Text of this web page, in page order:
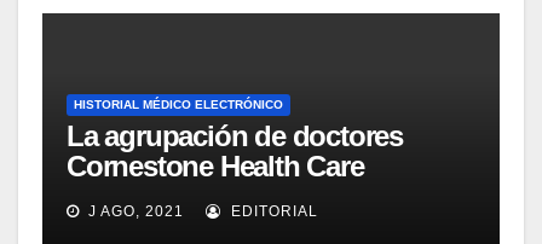
HISTORIAL MÉDICO ELECTRÓNICO
La agrupación de doctores
Cornestone Health Care
implementará TouchWorks
como sistema EMR
J AGO, 2021 EDITORIAL